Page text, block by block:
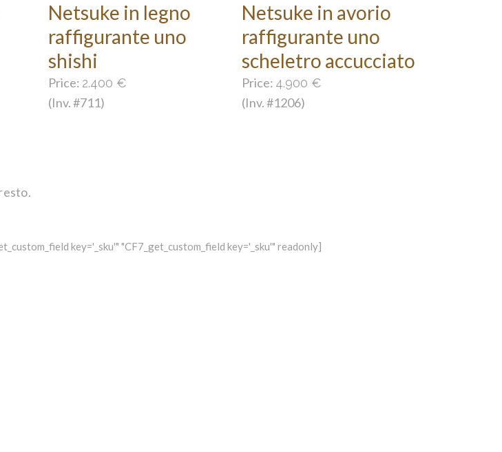
Netsuke in legno
raffigurante uno
shishi
Price: 2.400 €
(Inv. #711)
Netsuke in avorio
raffigurante uno
scheletro accucciato
Price: 4.900 €
(Inv. #1206)
key='_sku'" "CF7_get_custom_field key='_sku'" readonly]